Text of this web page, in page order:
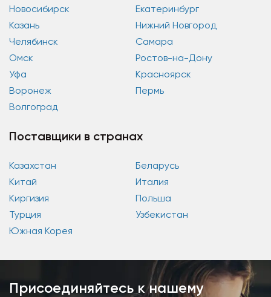
Новосибирск
Екатеринбург
Казань
Нижний Новгород
Челябинск
Самара
Омск
Ростов-на-Дону
Уфа
Красноярск
Воронеж
Пермь
Волгоград
Поставщики в странах
Казахстан
Беларусь
Китай
Италия
Киргизия
Польша
Турция
Узбекистан
Южная Корея
Присоединяйтесь к нашему